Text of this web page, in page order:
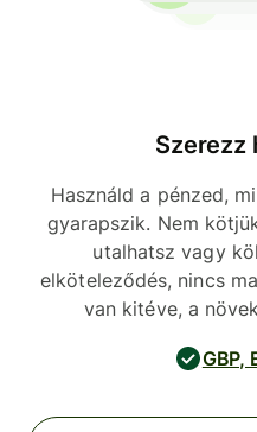
Szerezz
Használd a pénzed,
gyarapszik. Nem
utalhatsz vagy
elköteleződés, nincs
van kitéve, a
GBP,